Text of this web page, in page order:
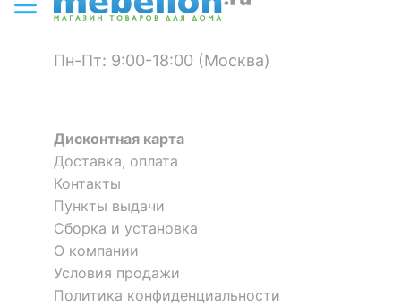
Пн-Пт: 9:00-18:00 (Москва)
Дисконтная карта
Доставка, оплата
Контакты
Пункты выдачи
Сборка и установка
О компании
Условия продажи
Политика конфиденциальности